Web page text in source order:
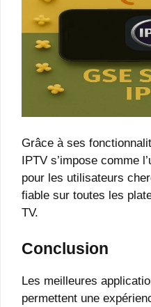
Grâce à ses
IPTV s’impose comme
pour les utilisateurs
fiable sur toutes les
TV.
Conclusion
Les meilleures
permettent une